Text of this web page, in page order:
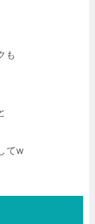
も
てw